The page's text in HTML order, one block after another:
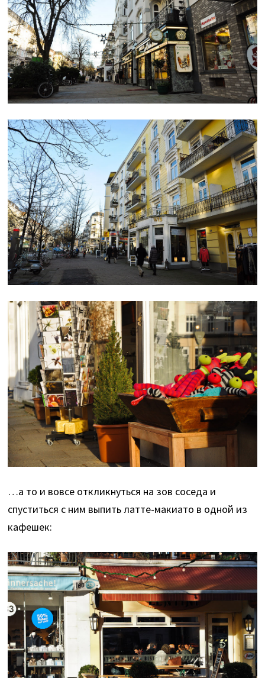
…а то и вовсе откликнуться на зов соседа и
спуститься с ним выпить латте-макиато в одной из
кафешек: